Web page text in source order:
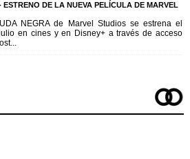
ESTRENO DE LA NUEVA PELÍCULA DE MARVEL
NEGRA de Marvel Studios se estrena el
en cines y en Disney+ a través de acceso